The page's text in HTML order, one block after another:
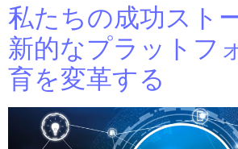
私たちの成功スト
新的なプラットフ
育を変革する